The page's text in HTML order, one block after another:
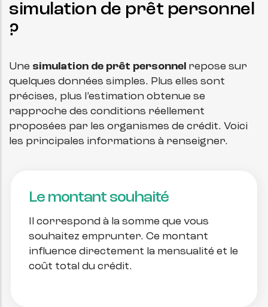
simulation de prêt personnel
?
Une simulation de prêt personnel repose sur
quelques données simples. Plus elles sont
précises, plus l’estimation obtenue se
rapproche des conditions réellement
proposées par les organismes de crédit. Voici
les principales informations à renseigner.
Le montant souhaité
Il correspond à la somme que vous
souhaitez emprunter. Ce montant
influence directement la mensualité et le
coût total du crédit.